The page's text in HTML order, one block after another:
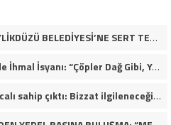
MUSTAFA NECATİ IŞIK’TAN BEYLİKDÜZÜ BELEDİYESİ’NE SERT TEPKİ: “İLK AÇILDIĞI GÜNKÜ GİBİ DEĞİL!”
Beylikdüzü Emekliler Lokali’nde İhmal İsyanı: “Çöpler Dağ Gibi, Yaşlılarımız Kaderine Terk Edildi!”
Eren Kaşıkçı’nın kızına Acun Ilıcalı sahip çıktı: Bizzat ilgileneceğim